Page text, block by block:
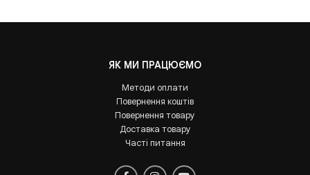
ЯК МИ ПРАЦЮЄМО
Методи оплати
Повернення коштів
Повернення товару
Доставка товару
Часті питання